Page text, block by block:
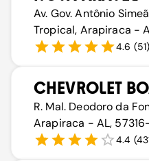
Av. Gov. Antônio
Tropical, Arapiraca -
4.6 (51)
CHEVROLET
R. Mal. Deodoro da
Arapiraca - AL,
4.4 (